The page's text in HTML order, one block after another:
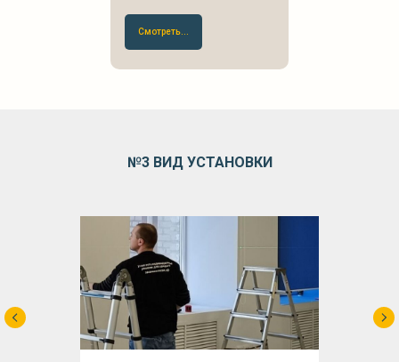
Смотреть...
№3 ВИД УСТАНОВКИ